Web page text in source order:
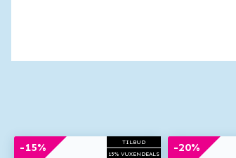
TILBUD
15% VUXENDEALS
-15% -20%